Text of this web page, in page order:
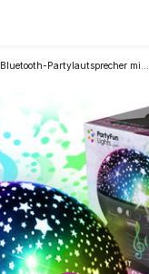
Bluetooth-Partylautsprecher mi...